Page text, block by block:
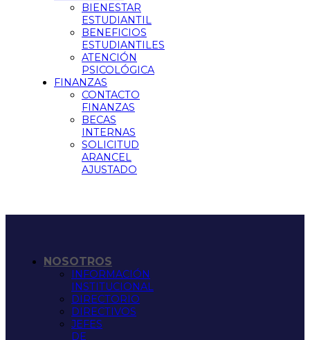
BIENESTAR
ESTUDIANTIL
BENEFICIOS
ESTUDIANTILES
ATENCIÓN
PSICOLÓGICA
FINANZAS
CONTACTO
FINANZAS
BECAS
INTERNAS
SOLICITUD
ARANCEL
AJUSTADO
NOSOTROS
INFORMACIÓN
INSTITUCIONAL
DIRECTORIO
DIRECTIVOS
JEFES
DE